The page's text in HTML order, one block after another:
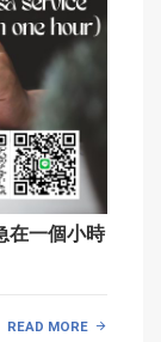
在一個小時
READ MORE